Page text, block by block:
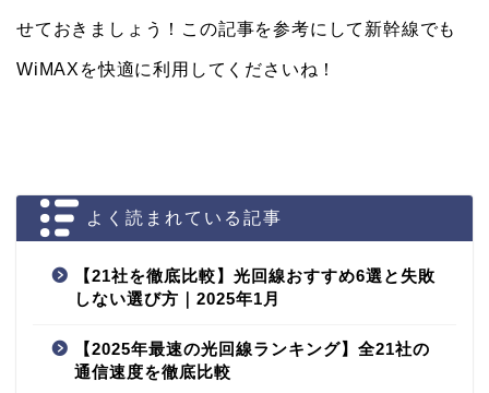
せておきましょう！この記事を参考にして新幹線でも
WiMAXを快適に利用してくださいね！
よく読まれている記事
【21社を徹底比較】光回線おすすめ6選と失敗
しない選び方｜2025年1月
【2025年最速の光回線ランキング】全21社の
通信速度を徹底比較